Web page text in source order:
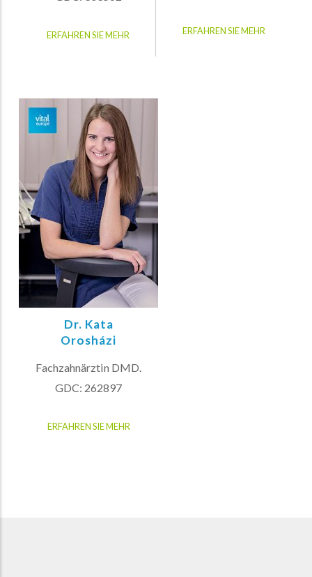
ERFAHREN SIE MEHR ERFAHREN SIE MEHR
Dr. Kata
Orosházi
Fachzahnärztin DMD.
GDC: 262897
ERFAHREN SIE MEHR